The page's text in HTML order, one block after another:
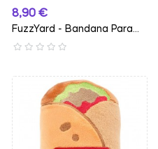
Preço
8,90 €
FuzzYard - Bandana Para
Cão...